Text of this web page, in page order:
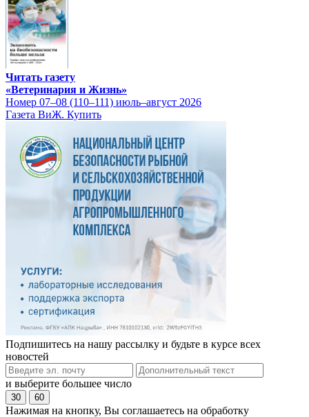
Читать газету
«Ветеринария и Жизнь»
Номер 07–08 (110–111) июль–август 2026
Газета ВиЖ. Купить
Подпишитесь на нашу рассылку и будьте в курсе всех
новостей
и выберите большее число
30 60
Нажимая на кнопку, Вы соглашаетесь на обработку